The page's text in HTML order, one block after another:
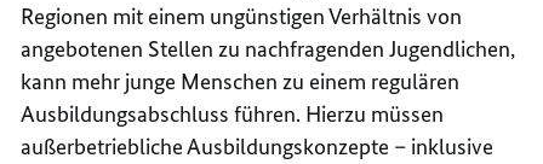
Regionen mit einem ungünstigen Verhältnis von
angebotenen Stellen zu nachfragenden Jugendlichen,
kann mehr junge Menschen zu einem regulären
Ausbildungsabschluss führen. Hierzu müssen
außerbetriebliche Ausbildungskonzepte – inklusive